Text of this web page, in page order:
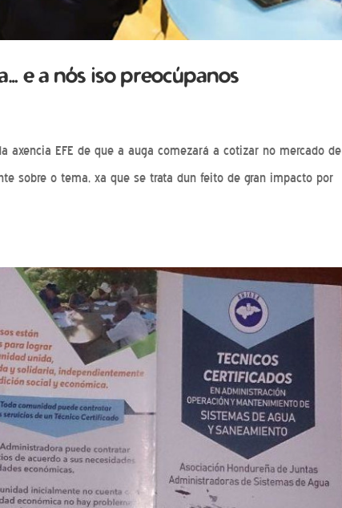
e a nós iso preocúpanos
axencia EFE de que a auga comezará a cotizar no mercado de
sobre o tema, xa que se trata dun feito de gran impacto por